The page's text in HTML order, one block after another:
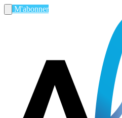
M'abonner